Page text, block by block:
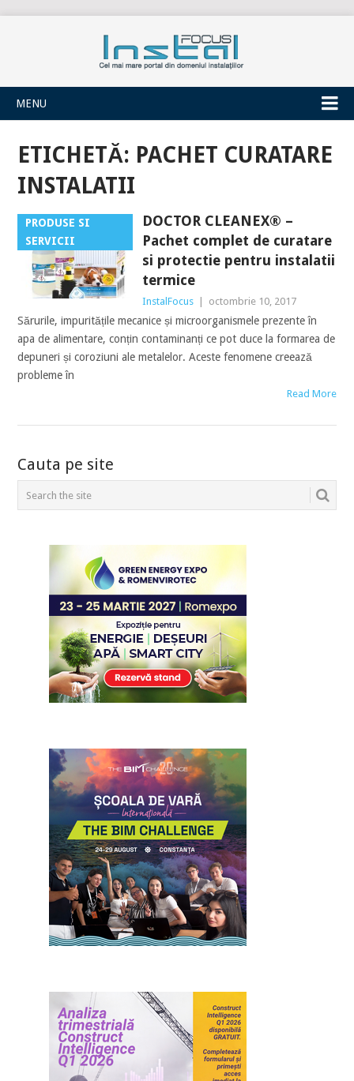
INSTALFOCUS
MENU
ETICHETĂ: PACHET CURATARE
INSTALATII
PRODUSE SI
SERVICII
DOCTOR CLEANEX® –
Pachet complet de curatare
si protectie pentru instalatii
termice
InstalFocus octombrie 10, 2017
Sărurile, impuritățile mecanice și microorganismele prezente în
apa de alimentare, conțin contaminanți ce pot duce la formarea de
depuneri și coroziuni ale metalelor. Aceste fenomene creează
probleme în
Read More
POSTS
NAVIGATION
Cauta pe site